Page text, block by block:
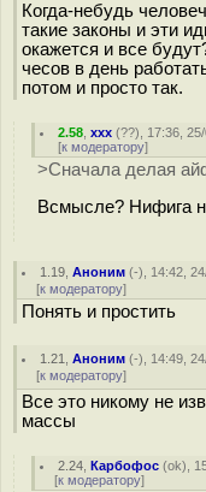
Когда-небудь
такие законы и эти
окажется и все
чесов в день
потом и просто так.
2.58 ,xxx (??), 17:36,
[к модератору]
>Сначала делая
Всмысле? Нифига
1.19 ,Аноним (-), 14:42,
[к модератору]
Понять и простить
1.21 ,Аноним (-), 14:49,
[к модератору]
Все это никому не
массы
2.24 ,Карбофос (ok),
[к модератору]